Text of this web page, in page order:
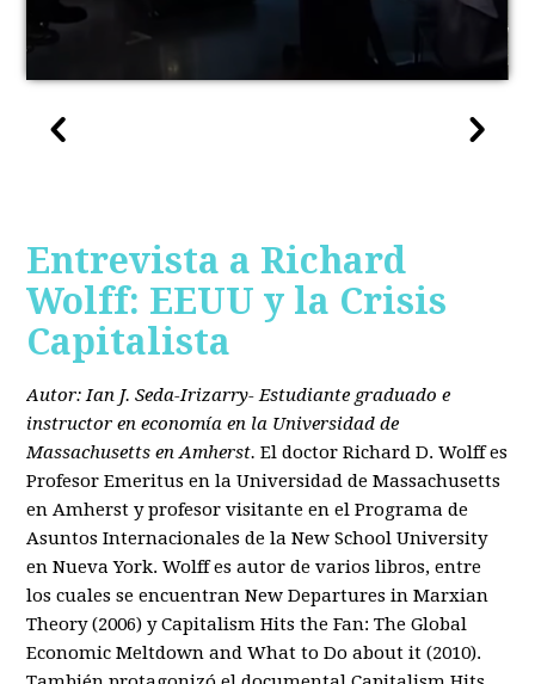
Entrevista a Richard
Wolff: EEUU y la Crisis
Capitalista
Autor: Ian J. Seda-Irizarry- Estudiante graduado e
instructor en economía en la Universidad de
Massachusetts en Amherst. El doctor Richard D. Wolff es
Profesor Emeritus en la Universidad de Massachusetts
en Amherst y profesor visitante en el Programa de
Asuntos Internacionales de la New School University
en Nueva York. Wolff es autor de varios libros, entre
los cuales se encuentran New Departures in Marxian
Theory (2006) y Capitalism Hits the Fan: The Global
Economic Meltdown and What to Do about it (2010).